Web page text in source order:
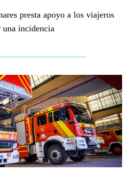
presta apoyo a los viajeros
una incidencia